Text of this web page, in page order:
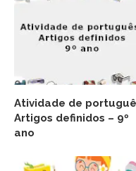
Atividade de
Artigos definidos – 9º
ano